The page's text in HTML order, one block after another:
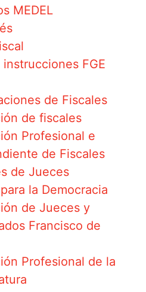
MEDEL
FGE
de Fiscales
de fiscales
Profesional e
de Fiscales
de Jueces
la Democracia
de Jueces y
Francisco de
Profesional de la